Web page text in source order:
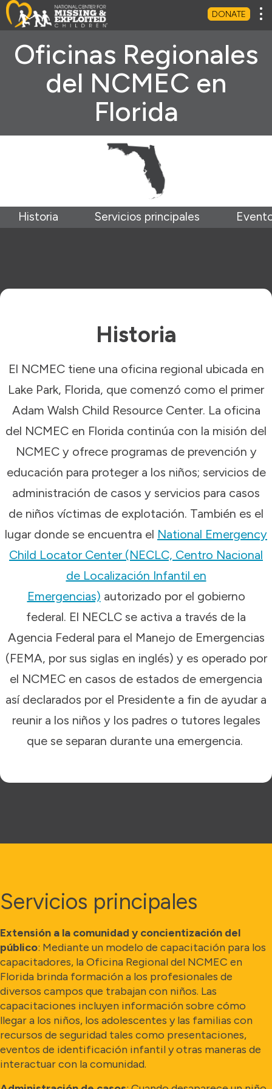
DONATE
Oficinas Regionales
del NCMEC en
Florida
Historia Servicios principales
Historia
El NCMEC tiene una oficina regional ubicada en
Lake Park, Florida, que comenzó como el primer
Adam Walsh Child Resource Center. La oficina
del NCMEC en Florida continúa con la misión del
NCMEC y ofrece programas de prevención y
educación para proteger a los niños; servicios de
administración de casos y servicios para casos
de niños víctimas de explotación. También es el
lugar donde se encuentra el National Emergency
Child Locator Center (NECLC, Centro Nacional
de Localización Infantil en
Emergencias) autorizado por el gobierno
federal. El NECLC se activa a través de la
Agencia Federal para el Manejo de Emergencias
(FEMA, por sus siglas en inglés) y es operado por
el NCMEC en casos de estados de emergencia
así declarados por el Presidente a fin de ayudar a
reunir a los niños y los padres o tutores legales
que se separan durante una emergencia.
Servicios principales
Extensión a la comunidad y concientización del
público: Mediante un modelo de capacitación para los
capacitadores, la Oficina Regional del NCMEC en
Florida brinda formación a los profesionales de
diversos campos que trabajan con niños. Las
capacitaciones incluyen información sobre cómo
llegar a los niños, los adolescentes y las familias con
recursos de seguridad tales como presentaciones,
eventos de identificación infantil y otras maneras de
interactuar con la comunidad.